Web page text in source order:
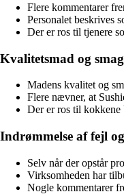
Flere kommentarer
Personalet beskrives
Der er ros til tjenere
Kvalitetsmad og
Madens kvalitet og
Flere nævner, at
Der er ros til kokkene
Indrømmelse af fejl
Selv når der opstår
Virksomheden har
Nogle kommentarer